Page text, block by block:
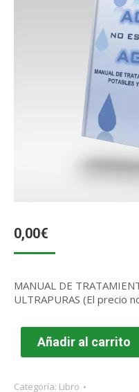
0,00€
MANUAL DE
ULTRAPURAS (El precio
Añadir al carrito
Categoría: Libro